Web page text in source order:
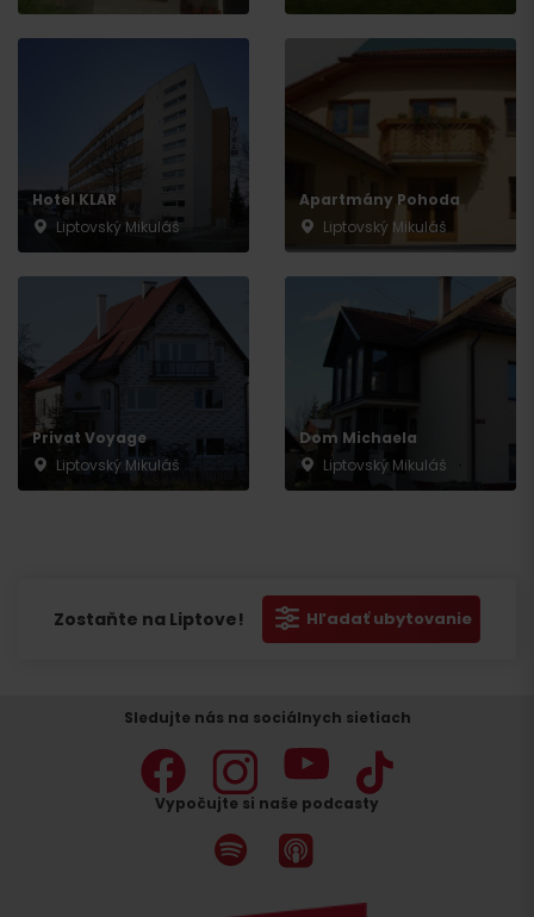
Hotel KLAR
Liptovský Mikuláš
Apartmány Pohoda
Liptovský Mikuláš
Privat Voyage
Liptovský Mikuláš
Dom Michaela
Liptovský Mikuláš
Zostaňte na Liptove! Hľadať ubytovanie
Sledujte nás na sociálnych sietiach
Vypočujte si naše podcasty